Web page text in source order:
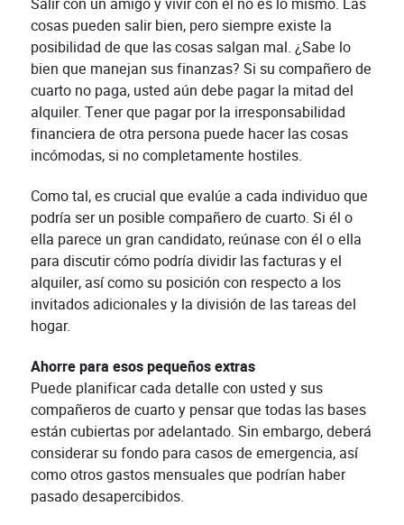
Salir con un amigo y vivir con él no es lo mismo. Las
cosas pueden salir bien, pero siempre existe la
posibilidad de que las cosas salgan mal. ¿Sabe lo
bien que manejan sus finanzas? Si su compañero de
cuarto no paga, usted aún debe pagar la mitad del
alquiler. Tener que pagar por la irresponsabilidad
financiera de otra persona puede hacer las cosas
incómodas, si no completamente hostiles.
Como tal, es crucial que evalúe a cada individuo que
podría ser un posible compañero de cuarto. Si él o
ella parece un gran candidato, reúnase con él o ella
para discutir cómo podría dividir las facturas y el
alquiler, así como su posición con respecto a los
invitados adicionales y la división de las tareas del
hogar.
Ahorre para esos pequeños extras
Puede planificar cada detalle con usted y sus
compañeros de cuarto y pensar que todas las bases
están cubiertas por adelantado. Sin embargo, deberá
considerar su fondo para casos de emergencia, así
como otros gastos mensuales que podrían haber
pasado desapercibidos.